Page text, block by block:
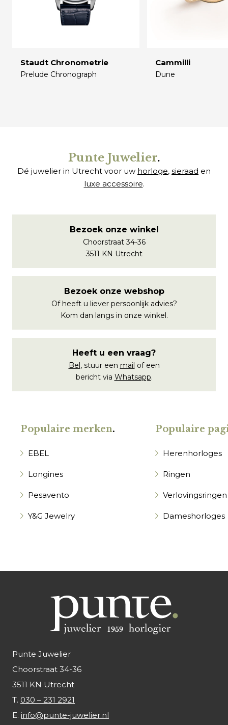
Staudt Chronometrie
Prelude Chronograph
Cammilli
Dune
Punte Juwelier.
Dé juwelier in Utrecht voor uw horloge, sieraad en
luxe accessoire.
Bezoek onze winkel
Choorstraat 34-36
3511 KN Utrecht
Bezoek onze webshop
Of heeft u liever persoonlijk advies?
Kom dan langs in onze winkel.
Heeft u een vraag?
Bel , stuur een mail of een
bericht via Whatsapp.
Populaire merken.
EBEL
Longines
Pesavento
Y&G Jewelry
Populaire
Herenhorloges
Ringen
Verlovingsringen
Dameshorloges
Punte Juwelier
Choorstraat 34-36
3511 KN Utrecht
T. 030 – 231 2921
E. info@punte-juwelier.nl